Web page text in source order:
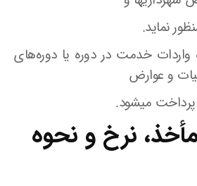
نماید.
وجه واردات خدمت در دوره یا دوره‌های
و عوارض
میشود.
نرخ و نحوه